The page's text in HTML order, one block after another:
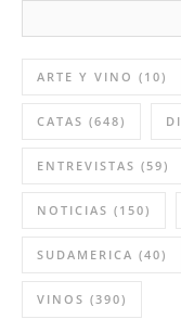
ARTE Y VINO (10)
CATAS (648)
ENTREVISTAS (59)
NOTICIAS (150)
SUDAMERICA (40)
VINOS (390)